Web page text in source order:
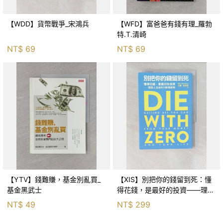
【WDD】貨幣戰爭_宋鴻兵
NT$ 69
【WFD】富爸爸有錢有理_羅勃
特.T.清崎
NT$ 69
【YTV】錢難賺，基金別亂買_
基金黑武士
NT$ 49
【XIS】別把你的錢留到死：懂
得花錢，是最好的投資——理想
人生的9大財務思維_比爾‧柏金
斯, 吳琪仁
NT$ 299